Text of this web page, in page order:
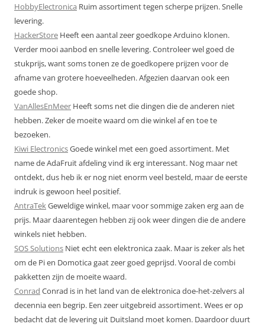
HobbyElectronica Ruim assortiment tegen scherpe prijzen. Snelle
levering.
HackerStore Heeft een aantal zeer goedkope Arduino klonen.
Verder mooi aanbod en snelle levering. Controleer wel goed de
stukprijs, want soms tonen ze de goedkopere prijzen voor de
afname van grotere hoeveelheden. Afgezien daarvan ook een
goede shop.
VanAllesEnMeer Heeft soms net die dingen die de anderen niet
hebben. Zeker de moeite waard om die winkel af en toe te
bezoeken.
Kiwi ElectronicsGoede winkel met een goed assortiment. Met
name de AdaFruit afdeling vind ik erg interessant. Nog maar net
ontdekt, dus heb ik er nog niet enorm veel besteld, maar de eerste
indruk is gewoon heel positief.
AntraTekGeweldige winkel, maar voor sommige zaken erg aan de
prijs. Maar daarentegen hebben zij ook weer dingen die de andere
winkels niet hebben.
SOS Solutions Niet echt een elektronica zaak. Maar is zeker als het
om de Pi en Domotica gaat zeer goed geprijsd. Vooral de combi
pakketten zijn de moeite waard.
Conrad Conrad is in het land van de elektronica doe-het-zelvers al
decennia een begrip. Een zeer uitgebreid assortiment. Wees er op
bedacht dat de levering uit Duitsland moet komen. Daardoor duurt